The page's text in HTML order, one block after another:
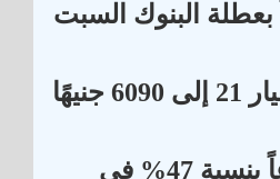
49.84 جنيهاً بعطلة البنوك السبت
ارتفاع سعر الذهب عيار 21 إلى 6090 جنيهًا
دانة غاز تحقق ارتفاعاً بنسبة 47% في